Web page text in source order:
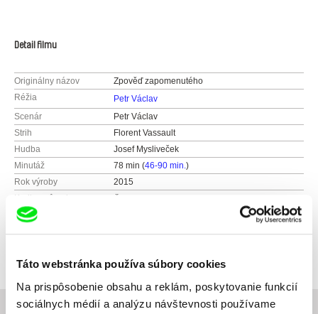
Táto webstránka používa súbory cookies
Na prispôsobenie obsahu a reklám, poskytovanie funkcií
sociálnych médií a analýzu návštevnosti používame
Detail filmu
Originálny názov
Zpověď zapomenutého
Réžia
Petr Václav
Scenár
Petr Václav
Strih
Florent Vassault
Hudba
Josef Mysliveček
Minutáž
78 min (46-90 min.)
Rok výroby
2015
Krajina pôvodu
Farba
Produkcia
13000 Prague
Česko
web:http://www.mimesis.cz/